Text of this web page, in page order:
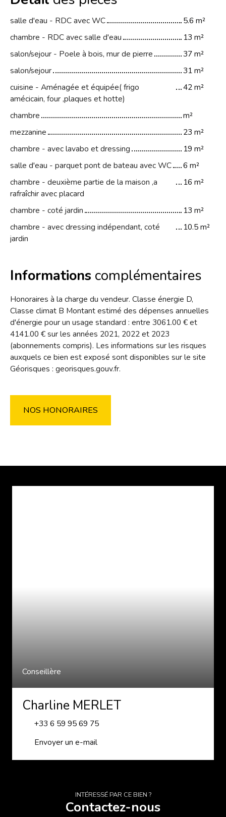
salle d'eau - RDC avec WC
5.6 m²
chambre - RDC avec salle d'eau
13 m²
salon/sejour - Poele à bois, mur de pierre
37 m²
salon/sejour
31 m²
cuisine - Aménagée et équipée( frigo
amécicain, four ,plaques et hotte)
42 m²
chambre
m²
mezzanine
23 m²
chambre - avec lavabo et dressing
19 m²
salle d'eau - parquet pont de bateau avec WC
6 m²
chambre - deuxième partie de la maison ,a
rafraîchir avec placard
16 m²
chambre - coté jardin
13 m²
chambre - avec dressing indépendant, coté
jardin
10.5 m²
Informations complémentaires
Honoraires à la charge du vendeur. Classe énergie D,
Classe climat B Montant estimé des dépenses annuelles
d'énergie pour un usage standard : entre 3061.00 € et
4141.00 € sur les années 2021, 2022 et 2023
(abonnements compris). Les informations sur les risques
auxquels ce bien est exposé sont disponibles sur le site
Géorisques : georisques.gouv.fr.
NOS HONORAIRES
Conseillère
Charline MERLET
+33 6 59 95 69 75
Envoyer un e-mail
INTÉRESSÉ PAR CE BIEN ?
Contactez-nous